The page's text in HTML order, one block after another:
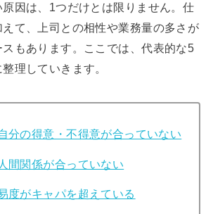
因は、1つだけとは限りません。仕
て、上司との相性や業務量の多さが
もあります。ここでは、代表的な5
理していきます。
分の得意・不得意が合っていない
間関係が合っていない
度がキャパを超えている